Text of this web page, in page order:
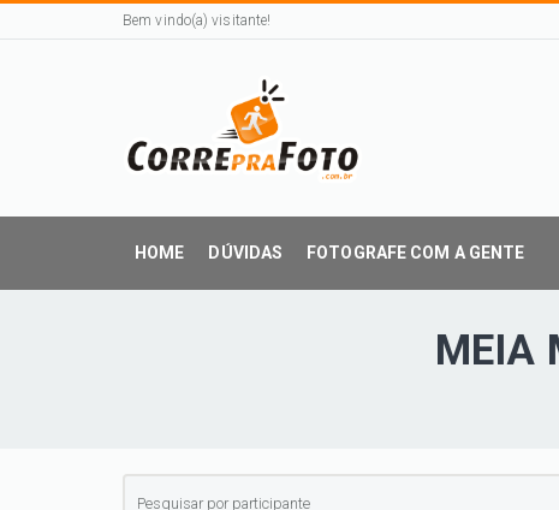
Bem vindo(a) visitante!
HOME DÚVIDAS FOTOGRAFE COM A GENTE
MEIA